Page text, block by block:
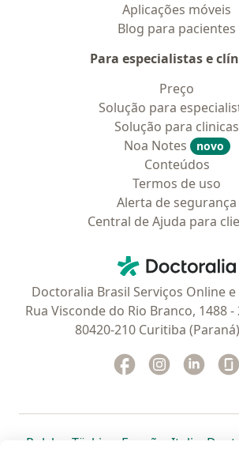
Aplicações móveis
Blog para pacientes
Para especialistas e
Preço
Solução para
Solução para clinicas
Noa Notes
novo
Conteúdos
Termos de uso
Alerta de segurança
Central de Ajuda para
Doctoralia -
Doctoralia Brasil Serviços Online
Rua Visconde do Rio Branco, 1488 -
80420-210 Curitiba
Facebook
abre num novo
Instagram
abre num
Polska abre num novo separador
Türkiye abre num novo
España abre num
Italia abre